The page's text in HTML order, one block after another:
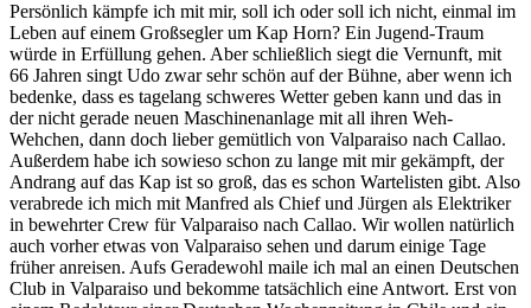
Persönlich kämpfe ich mit mir, soll ich oder soll ich nicht, einmal im
Leben auf einem Großsegler um Kap Horn? Ein Jugend-Traum
würde in Erfüllung gehen. Aber schließlich siegt die Vernunft, mit
66 Jahren singt Udo zwar sehr schön auf der Bühne, aber wenn ich
bedenke, dass es tagelang schweres Wetter geben kann und das in
der nicht gerade neuen Maschinenanlage mit all ihren Weh-
Wehchen, dann doch lieber gemütlich von Valparaiso nach Callao.
Außerdem habe ich sowieso schon zu lange mit mir gekämpft, der
Andrang auf das Kap ist so groß, das es schon Wartelisten gibt. Also
verabrede ich mich mit Manfred als Chief und Jürgen als Elektriker
in bewehrter Crew für Valparaiso nach Callao. Wir wollen natürlich
auch vorher etwas von Valparaiso sehen und darum einige Tage
früher anreisen. Aufs Geradewohl maile ich mal an einen Deutschen
Club in Valparaiso und bekomme tatsächlich eine Antwort. Erst von